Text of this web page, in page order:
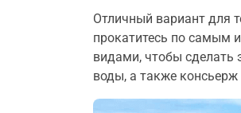
Отличный вариант для
прокатитесь по самым
видами, чтобы сделать
воды, а также консьерж